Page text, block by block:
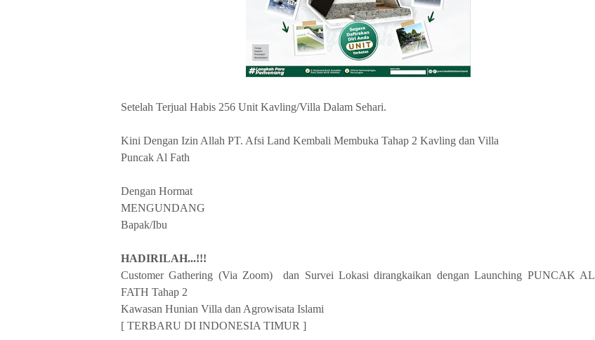
Setelah Terjual Habis 256 Unit Kavling/Villa Dalam Sehari.
Kini Dengan Izin Allah PT. Afsi Land Kembali Membuka Tahap 2 Kavling dan Villa
Puncak Al Fath
Dengan Hormat
MENGUNDANG
Bapak/Ibu
HADIRILAH...!!!
Customer Gathering (Via Zoom) dan Survei Lokasi dirangkaikan dengan Launching PUNCAK AL
FATH Tahap 2
Kawasan Hunian Villa dan Agrowisata Islami
[ TERBARU DI INDONESIA TIMUR ]